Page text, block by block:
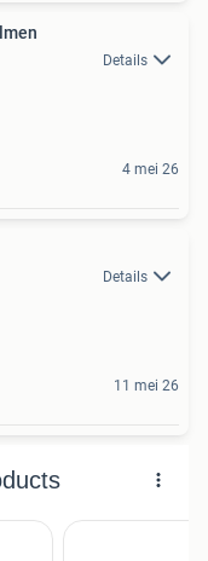
Details
4 mei 26
Details
11 mei 26